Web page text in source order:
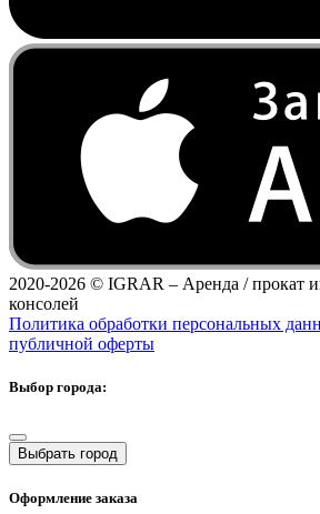
2020-2026 © IGRAR – Аренда / прокат
консолей
Политика обработки персональных
публичной оферты
Выбор города:
Выбрать город
Оформление заказа